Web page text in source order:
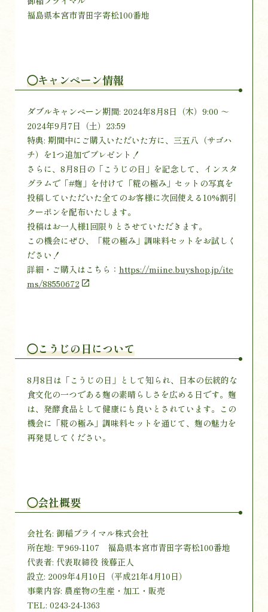
福島県本宮市青田字寄松100番地
◯キャンペーン情報
ダブルキャンペーン期間: 2024年8月8日（木）9:00 ～
2024年9月7日（土）23:59
特典: 期間中にご購入いただいた方に、三五八（サゴハ
チ）を1つ追加でプレゼント！
さらに、8月8日の「こうじの日」を記念して、インスタ
グラムで「#麹」を付けて「糀の極み」セットの写真を
投稿していただいた全てのお客様に次回使える10%割引
クーポンを配布いたします。
投稿はお一人様1回限りとさせていただきます。
この機会にぜひ、「糀の極み」調味料セットをお試しく
ださい！
詳細・ご購入はこちら： https://miine.buyshop.jp/ite
ms/88550672
◯こうじの日について
8月8日は「こうじの日」として知られ、日本の伝統的な
食文化の一つである麹の素晴らしさを広める日です。麹
は、発酵食品として健康にも良いとされています。この
機会に「糀の極み」調味料セットを通じて、麹の魅力を
再発見してください。
◯会社概要
会社名: 御稲プライマル株式会社
所在地: 〒969-1107 福島県本宮市青田字寄松100番地
代表者: 代表取締役 後藤正人
設立: 2009年4月10日（平成21年4月10日）
事業内容: 農産物の生産・加工・販売
TEL: 0243-24-1363